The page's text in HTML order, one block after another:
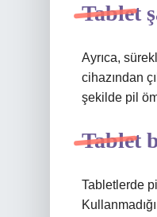
Tablet
Ayrıca,
cihazından
şekilde pil
Tablet
Tabletlerde